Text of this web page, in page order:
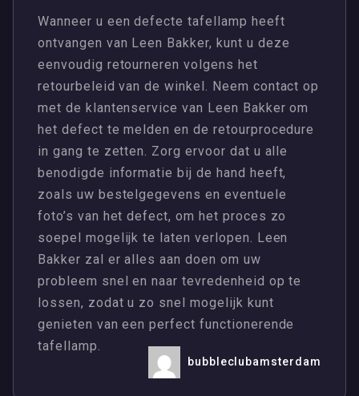
Wanneer u een defecte tafellamp heeft
ontvangen van Leen Bakker, kunt u deze
eenvoudig retourneren volgens het
retourbeleid van de winkel. Neem contact op
met de klantenservice van Leen Bakker om
het defect te melden en de retourprocedure
in gang te zetten. Zorg ervoor dat u alle
benodigde informatie bij de hand heeft,
zoals uw bestelgegevens en eventuele
foto’s van het defect, om het proces zo
soepel mogelijk te laten verlopen. Leen
Bakker zal er alles aan doen om uw
probleem snel en naar tevredenheid op te
lossen, zodat u zo snel mogelijk kunt
genieten van een perfect functionerende
tafellamp.
bubbleclubamsterdam